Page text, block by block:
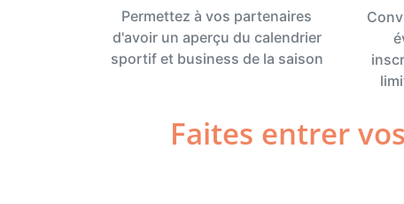
Permettez à vos partenaires
d'avoir un aperçu du calendrier
sportif et business de la saison
Faites entrer